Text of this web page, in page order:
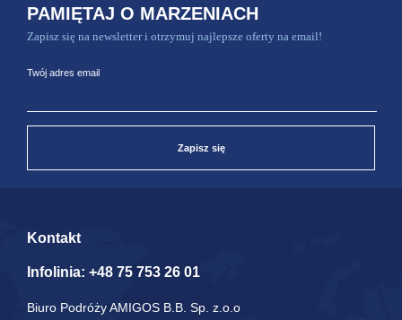
PAMIĘTAJ O MARZENIACH
Zapisz się na newsletter i otrzymuj najlepsze oferty na email!
Twój adres email
Zapisz się
Kontakt
Infolinia: +48 75 753 26 01
Biuro Podróży AMIGOS B.B. Sp. z.o.o